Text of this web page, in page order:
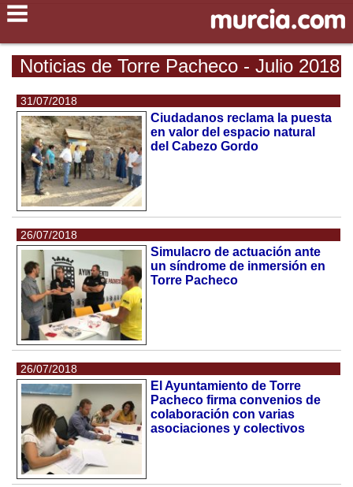
Noticias de Torre Pacheco - Julio 2018
31/07/2018
Ciudadanos reclama la puesta
en valor del espacio natural
del Cabezo Gordo
26/07/2018
Simulacro de actuación ante
un síndrome de inmersión en
Torre Pacheco
26/07/2018
El Ayuntamiento de Torre
Pacheco firma convenios de
colaboración con varias
asociaciones y colectivos